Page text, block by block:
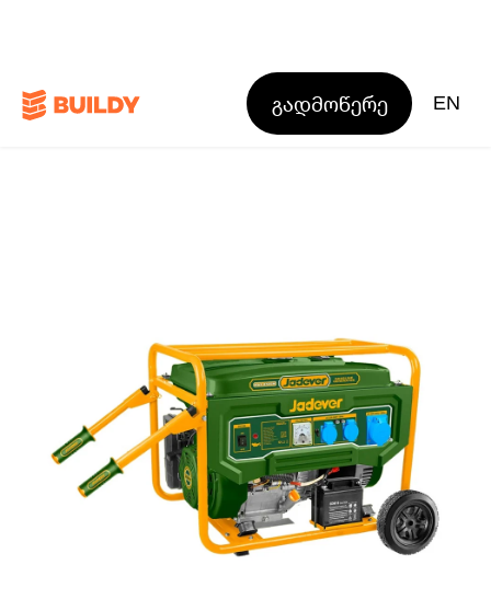
გადმოწერე EN